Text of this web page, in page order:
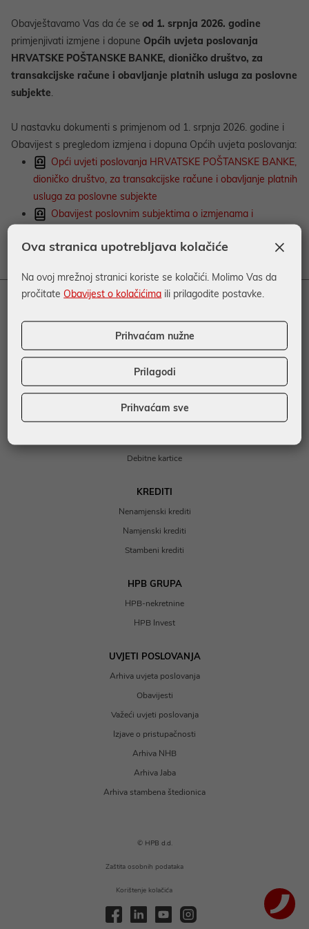
Obavještavamo Vas da će se od 1. srpnja 2026. godine
primjenjivati izmjene i dopune Općih uvjeta poslovanja
HRVATSKE POŠTANSKE BANKE, dioničko društvo, za
transakcijske račune i obavljanje platnih usluga za poslovne
subjekte.
U nastavku dokumenti s primjenom od 1. srpnja 2026. godine i
Obavijest s pregledom izmjena i dopuna Općih uvjeta poslovanja:
Opći uvjeti poslovanja HRVATSKE POŠTANSKE BANKE,
dioničko društvo, za transakcijske račune i obavljanje platnih
usluga za poslovne subjekte
Obavijest poslovnim subjektima o izmjenama i
i obavljanje platnih usluga
Plaćanja
HPB poduzetnički paketi
Kreditne kartice
Debitne kartice
KREDITI
Nenamjenski krediti
Namjenski krediti
Stambeni krediti
HPB GRUPA
HPB-nekretnine
HPB Invest
UVJETI POSLOVANJA
Arhiva uvjeta poslovanja
Obavijesti
Važeći uvjeti poslovanja
Izjave o pristupačnosti
Arhiva NHB
Arhiva Jaba
Arhiva stambena štedionica
© HPB d.d.
Zaštita osobnih podataka
Korištenje kolačića
×
Ova stranica upotrebljava kolačiće
Na ovoj mrežnoj stranici koriste se kolačići. Molimo Vas da
pročitateObavijest o kolačićima ili prilagodite postavke.
Prihvaćam nužne
Prilagodi
Prihvaćam sve